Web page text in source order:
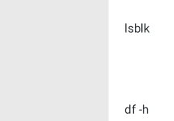
lsblk
df -h